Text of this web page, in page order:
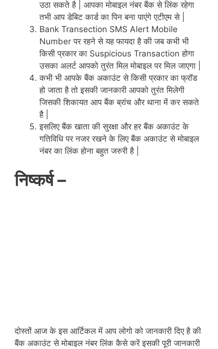
उठा सकते है | आपका मोबाइल नंबर बैंक से लिंक रहेगा
तभी आप डेबिट कार्ड का पिन बना पाएंगे एटीएम से |
Bank Transection SMS Alert Mobile
Number पर रहने से यह फायदा है की जबकभी भी
किसी प्रकार का Suspicious Transaction होगा
उसका अलर्ट आपको तुरंत मिल मोबाइल पर मिल जाएगा |
कभी भी आपके बैंक अकाउंट से किसी प्रकार का फ्रॉड
हो जाता है तो इसकी जानकारी आपको तुरंत मिलेगी
जिसकी शिकायत आप बैंक ब्रांच और थाना में कर सकते
है |
इसलिए बैंक खाता की सुरक्षा और हर बैंक अकाउंट के
गतिविधि पर नजर रखने के लिए बैंक अकाउंट से मोबाइल
नंबर का लिंक होना बहुत जरुरी है |
निष्कर्ष –
दोस्तों आज के इस आर्टिकल में आप लोगो को जानकारी दिए है की
बैंक अकाउंट से मोबाइल नंबर लिंक कैसे करें इसकी पूरी जानकारी